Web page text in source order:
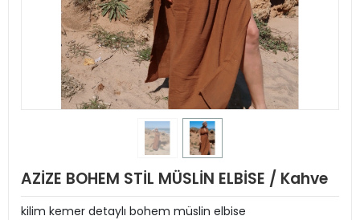
AZİZE BOHEM STİL MÜSLİN ELBİSE / Kahve
kilim kemer detaylı bohem müslin elbise